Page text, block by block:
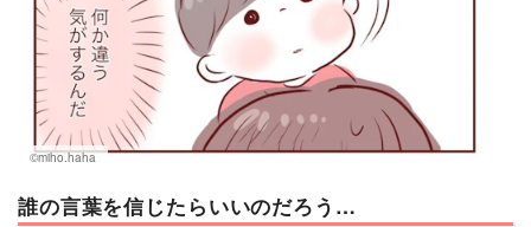
©miho.haha
誰の言葉を信じたらいいのだろう…